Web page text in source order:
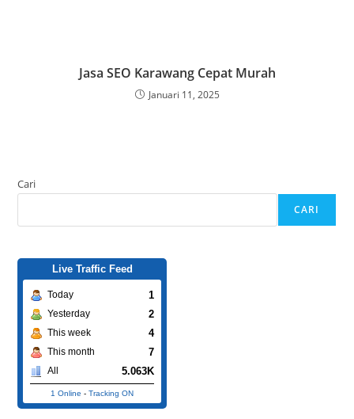
Jasa SEO Karawang Cepat Murah
Januari 11, 2025
Cari
CARI
Live Traffic Feed
Today 1
Yesterday 2
This week 4
This month 7
All 5.063K
1 Online -Tracking ON